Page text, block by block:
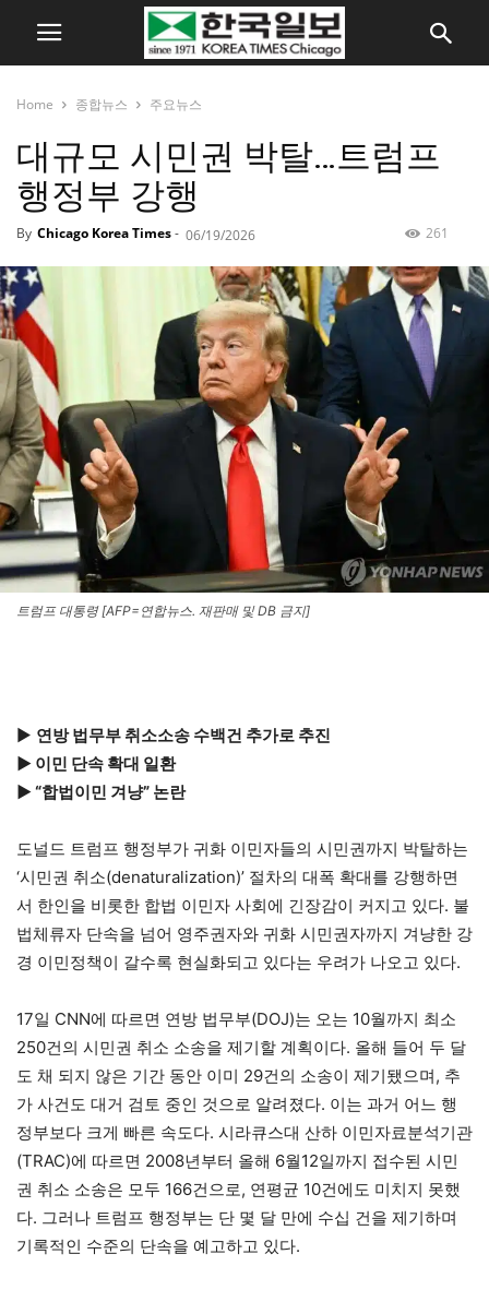
Home 종합뉴스 주요뉴스
대규모 시민권 박탈…트럼프
행정부 강행
By Chicago Korea Times- 06/19/2026 261
트럼프 대통령 [AFP=연합뉴스. 재판매 및 DB 금지]
▶ 연방 법무부 취소소송 수백건 추가로 추진
▶ 이민 단속 확대 일환
▶ “합법이민 겨냥” 논란
도널드 트럼프 행정부가 귀화 이민자들의 시민권까지 박탈하는
‘시민권 취소(denaturalization)’ 절차의 대폭 확대를 강행하면
서 한인을 비롯한 합법 이민자 사회에 긴장감이 커지고 있다. 불
법체류자 단속을 넘어 영주권자와 귀화 시민권자까지 겨냥한 강
경 이민정책이 갈수록 현실화되고 있다는 우려가 나오고 있다.
17일 CNN에 따르면 연방 법무부(DOJ)는 오는 10월까지 최소
250건의 시민권 취소 소송을 제기할 계획이다. 올해 들어 두 달
도 채 되지 않은 기간 동안 이미 29건의 소송이 제기됐으며, 추
가 사건도 대거 검토 중인 것으로 알려졌다. 이는 과거 어느 행
정부보다 크게 빠른 속도다. 시라큐스대 산하 이민자료분석기관
(TRAC)에 따르면 2008년부터 올해 6월12일까지 접수된 시민
권 취소 소송은 모두 166건으로, 연평균 10건에도 미치지 못했
다. 그러나 트럼프 행정부는 단 몇 달 만에 수십 건을 제기하며
기록적인 수준의 단속을 예고하고 있다.